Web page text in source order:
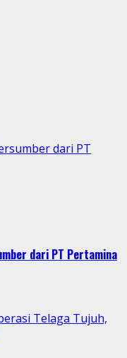
dari PT
dari PT Pertamina
Telaga Tujuh,